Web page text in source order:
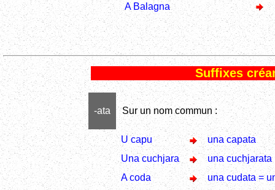
A Balagna
Suffixes
-ata Sur un nom commun :
U capu
una capata
Una cuchjara
una cuchjarata
A coda
una cudata =